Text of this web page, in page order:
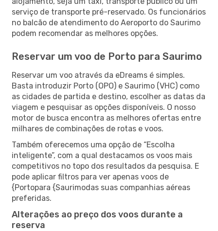
serviço de transporte pré-reservado. Os funcionários
no balcão de atendimento do Aeroporto do Saurimo
podem recomendar as melhores opções.
Reservar um voo de Porto para Saurimo
Reservar um voo através da eDreams é simples.
Basta introduzir Porto (OPO) e Saurimo (VHC) como
as cidades de partida e destino, escolher as datas da
viagem e pesquisar as opções disponíveis. O nosso
motor de busca encontra as melhores ofertas entre
milhares de combinações de rotas e voos.
Também oferecemos uma opção de “Escolha
inteligente”, com a qual destacamos os voos mais
competitivos no topo dos resultados da pesquisa. E
pode aplicar filtros para ver apenas voos de
{Portopara {Saurimodas suas companhias aéreas
preferidas.
Alterações ao preço dos voos durante a
reserva